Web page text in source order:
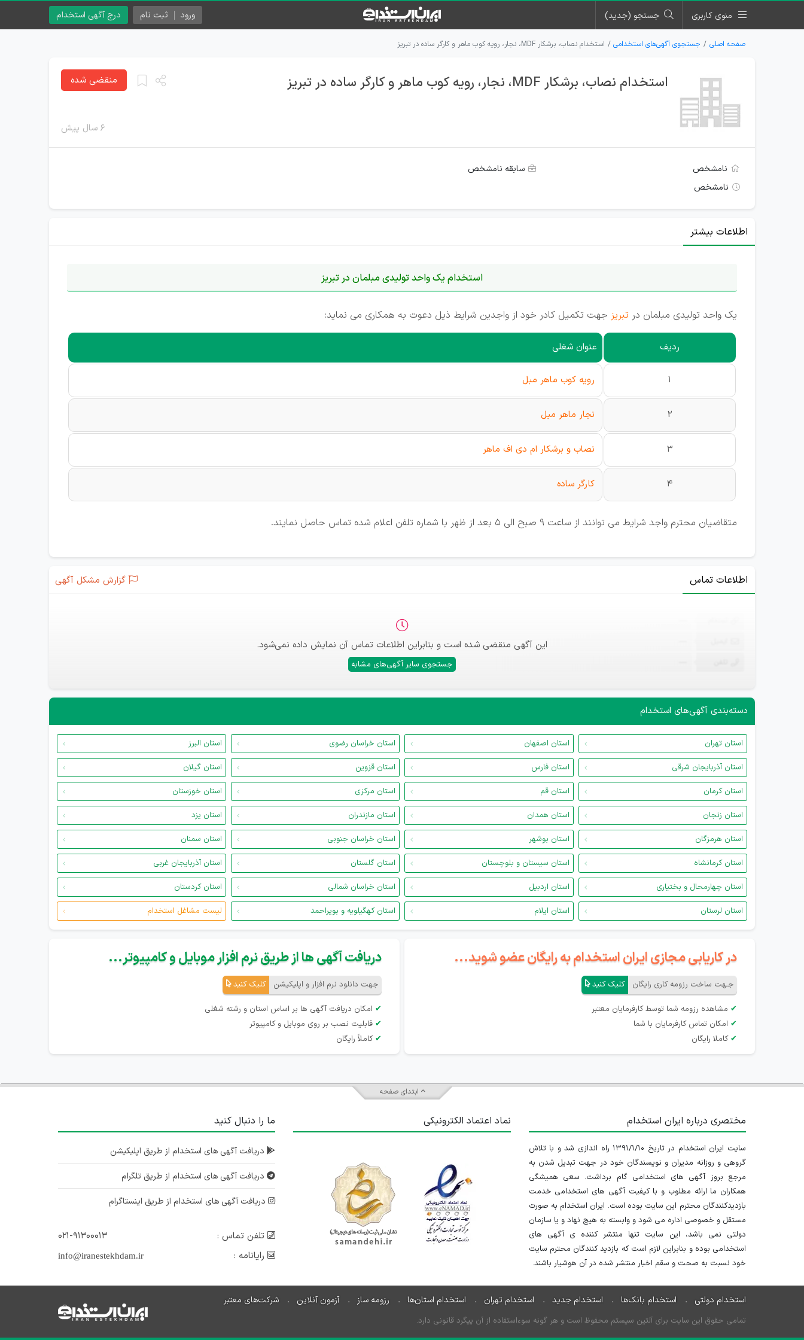
منوی کاربری جستجو (جدید) درج آگهی استخدام ورود ثبت نام
صفحه اصلی جستجوی آگهی‌های استخدامی استخدام نصاب، برشکار MDF، نجار، رویه کوب ماهر و کارگر ساده در تبریز
استخدام نصاب، برشکار MDF، نجار، رویه کوب ماهر و کارگر ساده در تبریز
۶ سال پیش
منقضی شده
نامشخص
سابقه نامشخص
نامشخص
اطلاعات بیشتر
استخدام یک واحد تولیدی مبلمان در تبریز
یک واحد تولیدی مبلمان در تبریز جهت تکمیل کادر خود از واجدین شرایط ذیل دعوت به همکاری می نماید:
ردیف عنوان شغلی
1 رویه کوب ماهر مبل
2 نجار ماهر مبل
3 نصاب و برشکار ام دی اف ماهر
4 کارگر ساده
متقاضیان محترم واجد شرایط می توانند از ساعت 9 صبح الی 5 بعد از ظهر با شماره تلفن اعلام شده تماس حاصل نمایند.
اطلاعات تماس گزارش مشکل آگهی
این آگهی منقضی شده است و بنابراین اطلاعات تماس آن نمایش داده نمی‌شود.
جستجوی سایر آگهی‌های مشابه
دسته‌بندی آگهی‌های استخدام
استان تهران استان اصفهان استان خراسان رضوی
استان البرز
استان آذربایجان شرقی
استان فارس استان قزوین
استان گیلان
استان کرمان
استان قم استان مرکزی
استان خوزستان
استان زنجان
استان همدان استان مازندران
استان یزد
استان هرمزگان
استان بوشهر استان خراسان جنوبی
استان سمنان
استان کرمانشاه
استان سیستان و بلوچستان استان گلستان
استان آذربایجان غربی
استان چهارمحال و بختیاری
استان اردبیل استان خراسان شمالی
استان کردستان
استان لرستان
استان ایلام استان کهگیلویه و بویراحمد لیست مشاغل استخدام
در کاریابی مجازی ایران استخدام به رایگان عضو شوید...
جـهت ساخت رزومه کاری رایگان کلیک کنید
✔ مشاهده رزومه شما توسط کارفرمایان معتبر
✔ امکان تماس کارفرمایان با شما
✔ کاملا رایگان
دریافت آگهی ها از طریق نرم افزار موبایل و کامپیوتر...
جهت دانلود نرم افزار و اپلیکیشن کلیک کنید
✔ امکان دریافت آگهی ها بر اساس استان و رشته شغلی
✔ قابلیت نصب بر روی موبایل و کامپیوتر
✔ کاملاً رایگان
ابتدای صفحه
مختصری درباره ایران استخدام
سایت ایران استخدام در تاریخ ۱۳۹۱/۱/۱۰ راه اندازی شد و با تلاش
گروهی و روزانه مدیران و نویسندگان خود در جهت تبدیل شدن به
مرجع بروز آگهی های استخدامی گام برداشت. سعی همیشگی
همکاران ما ارائه مطلوب و با کیفیت آگهی های استخدامی خدمت
بازدیدکنندگان محترم این سایت بوده است. ایران استخدام به صورت
مستقل و خصوصی اداره می شود و وابسته به هیچ نهاد و یا سازمان
دولتی نمی باشد، این سایت تنها منتشر کننده ی آگهی های
استخدامی بوده و بنابراین لازم است که بازدید کنندگان محترم سایت
خود نسبت به صحت و سقم اخبار منتشر شده در آن هوشیار باشند.
نماد اعتماد الکترونیکی ما را دنبال کنید
دریافت آگهی های استخدام از طریق اپلیکیشن
دریافت آگهی های استخدام از طریق تلگرام
دریافت آگهی های استخدام از طریق اینستاگرام
تلفن تماس :
۰۲۱-۹۱۳۰۰۰۱۳
رایانامه :
info@iranestekhdam.ir
استخدام دولتی استخدام بانک‌ها استخدام جدید استخدام تهران استخدام استان‌ها رزومه ساز آزمون آنلاین شرکت‌های معتبر
تمامی حقوق این سایت برای آلتین سیستم محفوظ است و هر گونه سوءاستفاده از آن پیگرد قانونی دارد.